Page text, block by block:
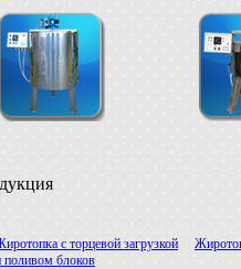
с торцевой загрузкой
поливом блоков